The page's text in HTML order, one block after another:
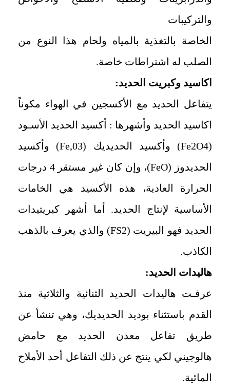
والتركيبات
الخاصة بالتغذية بالمياه ولحام هذا النوع من
الصلب له اشتراطات خاصة.
اكاسيد وكبريت الحديد:
يتفاعل الحديد مع الأكسجين في الهواء مكوناً
اكاسيد الحديد وأشهرها : أكسيد الحديد الأسـود
(
Fe2O4) وأكسيد الحديديك (03, Fe) وأكسيد
الحديدوز (FeO
)، وإن كان غير مستقر 4 درجات
الحرارة العادية، هذه الأكسيد هي الخامات
الأساسية لإنتاج الحديد. أما أشهر كبريتيدات
الحديد فهو البيريت (FS2) والذي يعرف بالذهب
الكاذب.
هاليدات الحديد:
عرفـت هاليدات الحديد الثنائية والثلاثية منذ
القدم باستثناء بوديد الحديديك، وهي تنشأ عن
طريق تفاعل معدن الحديد مع حامض
هالوجيني لكي ينتج عن ذلك التفاعل أحد الأملاح
المائية.